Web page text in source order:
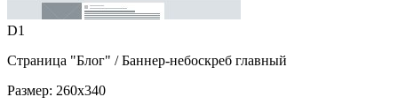
D1
Страница "Блог" / Баннер-небоскреб главный
Размер: 260x340